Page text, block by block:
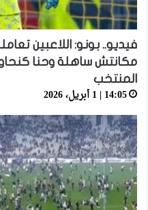
فيديو.. بونو: اللاعبين
مكانتش ساهلة وحنا
المنتخب
14:05 | 1 أبريل، 2026